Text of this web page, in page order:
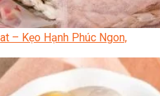
– Kẹo Hạnh Phúc Ngon,